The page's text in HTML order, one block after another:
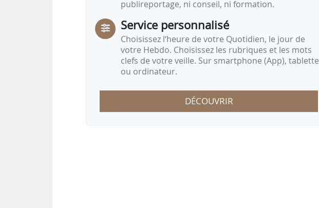
publireportage, ni conseil, ni formation.
Service personnalisé
Choisissez l‘heure de votre Quotidien, le jour de
votre Hebdo. Choisissez les rubriques et les mots
clefs de votre veille. Sur smartphone (App), tablette
ou ordinateur.
DÉCOUVRIR